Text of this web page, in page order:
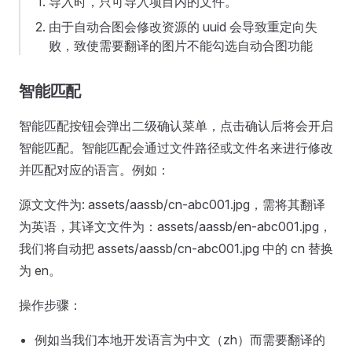
由于自动合图会修改资源的 uuid 会导致重定向失
败，致使需要翻译的图片不能勾选自动合图功能
智能匹配
智能匹配按钮会弹出二级确认菜单，点击确认后将会开启
智能匹配。智能匹配会通过文件路径或文件名来进行修改
并匹配对应的语言。例如：
源文文件为: assets/aassb/cn-abc001.jpg，需将其翻译
为英语，其译文文件为：assets/aassb/en-abc001.jpg，
我们将自动把 assets/aassb/cn-abc001.jpg 中的 cn 替换
为 en。
操作步骤：
例如当我们本地开发语言为中文（zh）而需要翻译的